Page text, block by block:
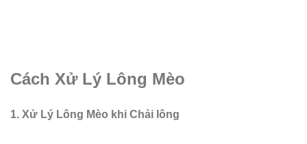
Cách Xử Lý Lông Mèo
1. Xử Lý Lông Mèo khi Chải lông